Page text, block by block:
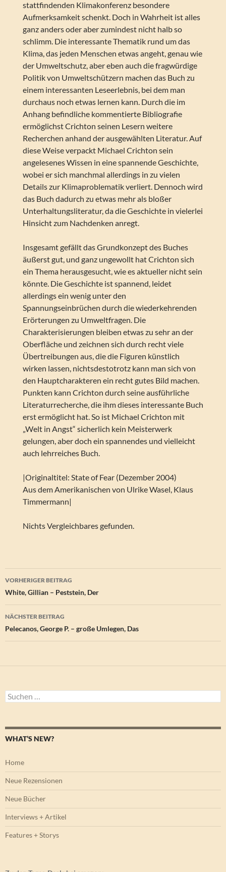
stattfindenden Klimakonferenz besondere
Aufmerksamkeit schenkt. Doch in Wahrheit ist alles
ganz anders oder aber zumindest nicht halb so
schlimm. Die interessante Thematik rund um das
Klima, das jeden Menschen etwas angeht, genau wie
der Umweltschutz, aber eben auch die fragwürdige
Politik von Umweltschützern machen das Buch zu
einem interessanten Leseerlebnis, bei dem man
durchaus noch etwas lernen kann. Durch die im
Anhang befindliche kommentierte Bibliografie
ermöglichst Crichton seinen Lesern weitere
Recherchen anhand der ausgewählten Literatur. Auf
diese Weise verpackt Michael Crichton sein
angelesenes Wissen in eine spannende Geschichte,
wobei er sich manchmal allerdings in zu vielen
Details zur Klimaproblematik verliert. Dennoch wird
das Buch dadurch zu etwas mehr als bloßer
Unterhaltungsliteratur, da die Geschichte in vielerlei
Hinsicht zum Nachdenken anregt.
Insgesamt gefällt das Grundkonzept des Buches
äußerst gut, und ganz ungewollt hat Crichton sich
ein Thema herausgesucht, wie es aktueller nicht sein
könnte. Die Geschichte ist spannend, leidet
allerdings ein wenig unter den
Spannungseinbrüchen durch die wiederkehrenden
Erörterungen zu Umweltfragen. Die
Charakterisierungen bleiben etwas zu sehr an der
Oberfläche und zeichnen sich durch recht viele
Übertreibungen aus, die die Figuren künstlich
wirken lassen, nichtsdestotrotz kann man sich von
den Hauptcharakteren ein recht gutes Bild machen.
Punkten kann Crichton durch seine ausführliche
Literaturrecherche, die ihm dieses interessante Buch
erst ermöglicht hat. So ist Michael Crichton mit
„Welt in Angst“ sicherlich kein Meisterwerk
gelungen, aber doch ein spannendes und vielleicht
auch lehrreiches Buch.
|Originaltitel: State of Fear (Dezember 2004)
Aus dem Amerikanischen von Ulrike Wasel, Klaus
Timmermann|
Nichts Vergleichbares gefunden.
Beitragsnavigation
VORHERIGER BEITRAG
White, Gillian – Peststein, Der
NÄCHSTER BEITRAG
Pelecanos, George P. – große Umlegen, Das
Suchen
nach:
WHAT’S NEW?
Home
Neue Rezensionen
Neue Bücher
Interviews + Artikel
Features + Storys